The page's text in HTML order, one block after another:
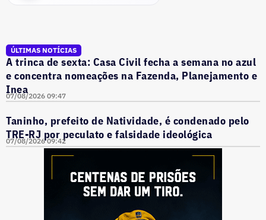
ÚLTIMAS NOTÍCIAS
A trinca de sexta: Casa Civil fecha a semana no azul
e concentra nomeações na Fazenda, Planejamento e
Inea
07/08/2026 09:47
Taninho, prefeito de Natividade, é condenado pelo
TRE-RJ por peculato e falsidade ideológica
07/08/2026 09:42